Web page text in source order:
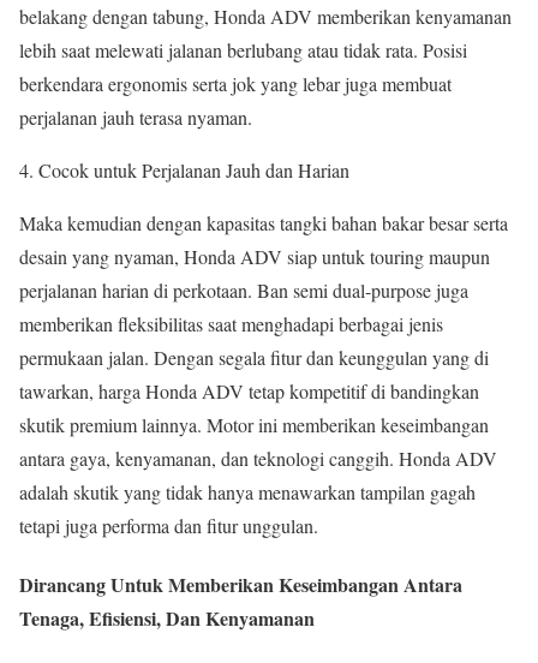
belakang dengan tabung, Honda ADV memberikan kenyamanan
lebih saat melewati jalanan berlubang atau tidak rata. Posisi
berkendara ergonomis serta jok yang lebar juga membuat
perjalanan jauh terasa nyaman.
Cocok untuk Perjalanan Jauh dan Harian
Maka kemudian dengan kapasitas tangki bahan bakar besar serta
desain yang nyaman, Honda ADV siap untuk touring maupun
perjalanan harian di perkotaan. Ban semi dual-purpose juga
memberikan fleksibilitas saat menghadapi berbagai jenis
permukaan jalan. Dengan segala fitur dan keunggulan yang di
tawarkan, harga Honda ADV tetap kompetitif di bandingkan
skutik premium lainnya. Motor ini memberikan keseimbangan
antara gaya, kenyamanan, dan teknologi canggih. Honda ADV
adalah skutik yang tidak hanya menawarkan tampilan gagah
tetapi juga performa dan fitur unggulan.
Dirancang Untuk Memberikan Keseimbangan Antara
Tenaga, Efisiensi, Dan Kenyamanan